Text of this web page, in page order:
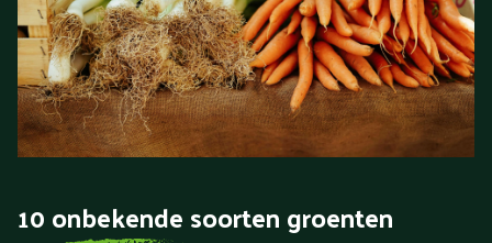
10 onbekende soorten groenten